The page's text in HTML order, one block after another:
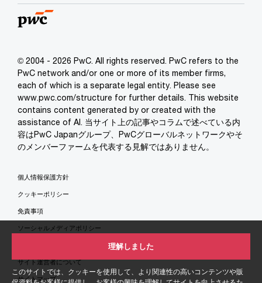
このサイトでは、クッキーを使用して、より関連性の高いコンテンツや販
理解しました
© 2004 - 2026 PwC. All rights reserved. PwC refers to the
PwC network and/or one or more of its member firms,
each of which is a separate legal entity. Please see
www.pwc.com/structure for further details. This website
contains content generated by or created with the
assistance of AI. 当サイト上の記事やコラムで述べている内
容はPwC Japanグループ、PwCグローバルネットワークやそ
のメンバーファームを代表する見解ではありません。
個人情報保護方針
クッキーポリシー
免責事項
ソーシャルメディアポリシー
サイト運営者について
サイトマップ